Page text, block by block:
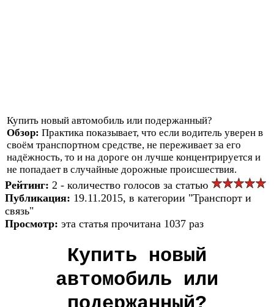
Купить новый автомобиль или подержанный?
Обзор: Практика показывает, что если водитель уверен в
своём транспортном средстве, не переживает за его
надёжность, то и на дороге он лучше концентрируется и
не попадает в случайные дорожные происшествия.
Рейтинг: 2 - количество голосов за статью
Публикация: 19.11.2015, в категории "Транспорт и
связь"
Просмотр: эта статья прочитана 1037 раз
Купить новый
автомобиль или